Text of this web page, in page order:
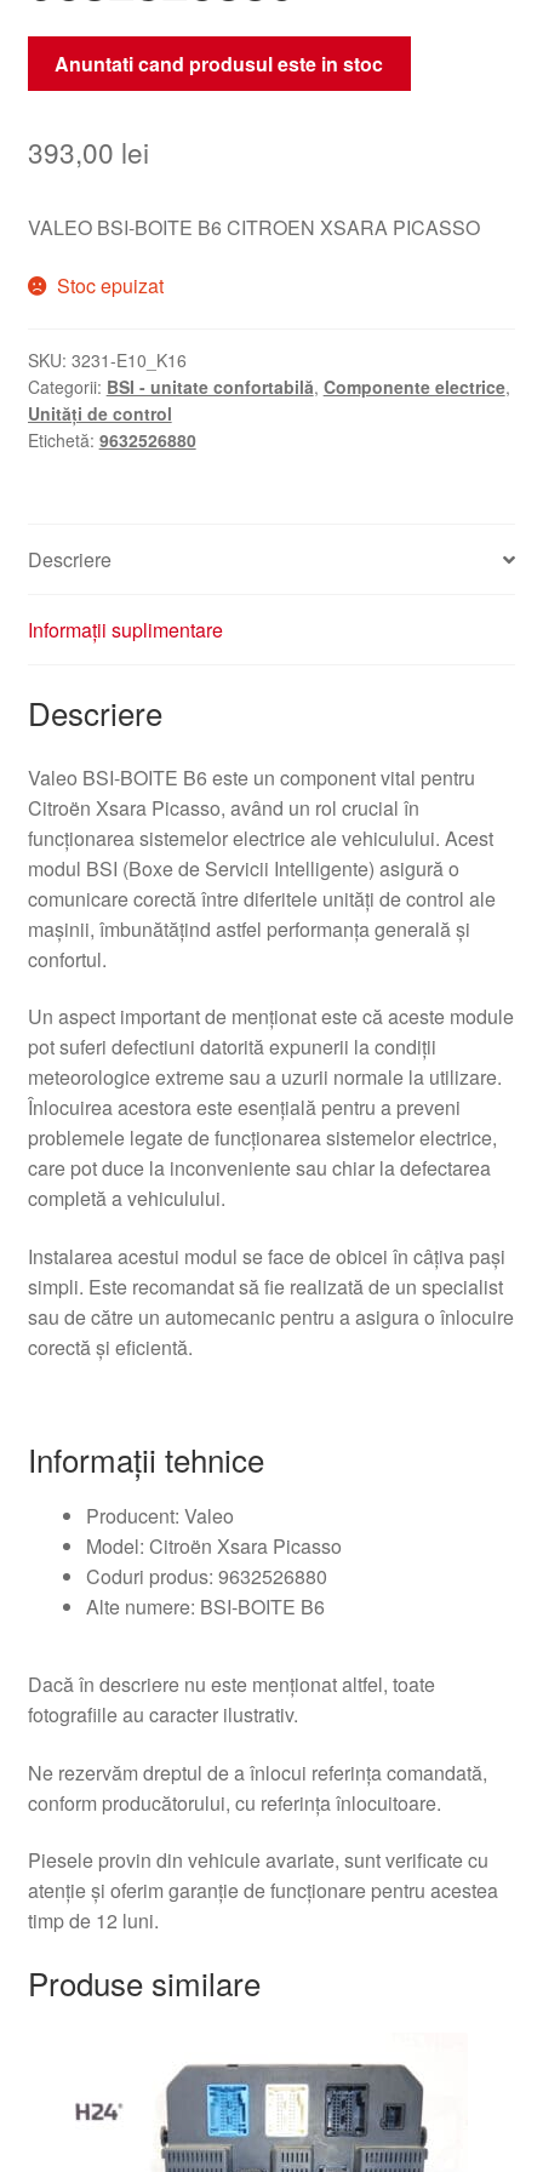
Anuntati cand produsul este in stoc
393,00 lei
VALEO BSI-BOITE B6 CITROEN XSARA PICASSO
Stoc epuizat
SKU: 3231-E10_K16
Categorii: BSI - unitate confortabilă, Componente electrice,
Unități de control
Etichetă: 9632526880
Descriere
Informații suplimentare
Descriere
Valeo BSI-BOITE B6 este un component vital pentru
Citroën Xsara Picasso, având un rol crucial în
funcționarea sistemelor electrice ale vehiculului. Acest
modul BSI (Boxe de Servicii Intelligente) asigură o
comunicare corectă între diferitele unități de control ale
mașinii, îmbunătățind astfel performanța generală și
confortul.
Un aspect important de menționat este că aceste module
pot suferi defectiuni datorită expunerii la condiții
meteorologice extreme sau a uzurii normale la utilizare.
Înlocuirea acestora este esențială pentru a preveni
problemele legate de funcționarea sistemelor electrice,
care pot duce la inconveniente sau chiar la defectarea
completă a vehiculului.
Instalarea acestui modul se face de obicei în câțiva pași
simpli. Este recomandat să fie realizată de un specialist
sau de către un automecanic pentru a asigura o înlocuire
corectă și eficientă.
Informații tehnice
Producent: Valeo
Model: Citroën Xsara Picasso
Coduri produs: 9632526880
Alte numere: BSI-BOITE B6
Dacă în descriere nu este menționat altfel, toate
fotografiile au caracter ilustrativ.
Ne rezervăm dreptul de a înlocui referința comandată,
conform producătorului, cu referința înlocuitoare.
Piesele provin din vehicule avariate, sunt verificate cu
atenție și oferim garanție de funcționare pentru acestea
timp de 12 luni.
Produse similare